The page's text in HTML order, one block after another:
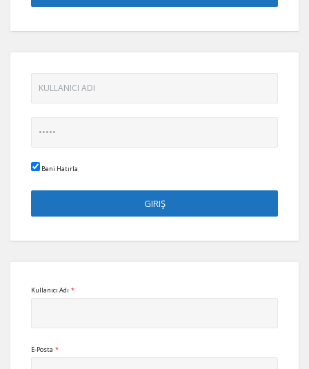
Beni Hatırla
Kullanıcı Adı *
E-Posta *